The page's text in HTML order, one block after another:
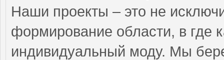
Наши проекты – это не
формирование области, в где
индивидуальный моду. Мы